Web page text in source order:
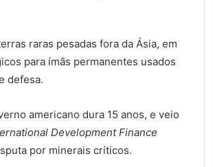
raras pesadas fora da Ásia, em
para ímãs permanentes usados
defesa.
americano dura 15 anos, e veio
Development Finance
por minerais críticos.